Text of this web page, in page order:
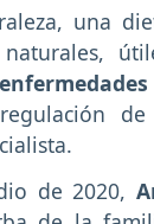
una
de
de 2020,